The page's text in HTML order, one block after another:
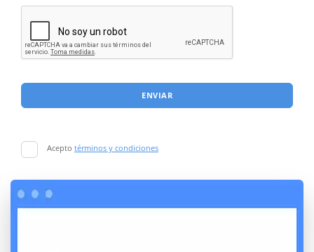
ENVIAR
Acepto términos y condiciones